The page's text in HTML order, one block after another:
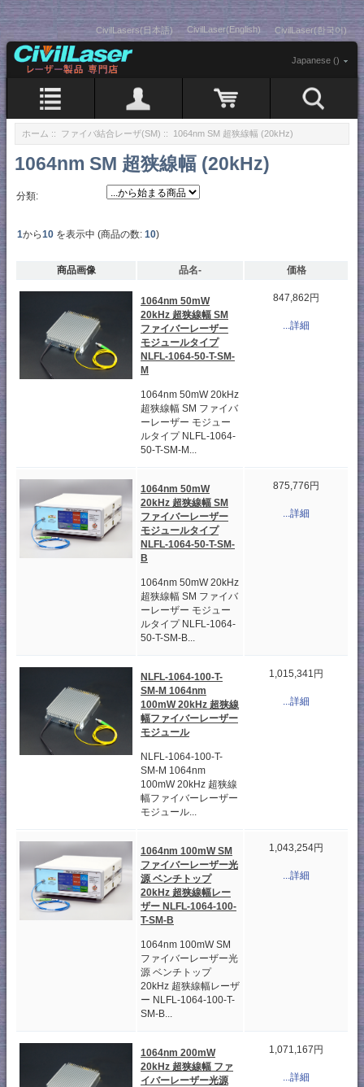
CivilLasers(日本語) CivilLaser(English) CivilLaser(한국어)
Japanese ()
ホーム :: ファイバ結合レーザ(SM) :: 1064nm SM 超狭線幅 (20kHz)
1064nm SM 超狭線幅 (20kHz)
分類:
1から10 を表示中 (商品の数: 10)
商品画像 品名- 価格
1064nm 50mW
20kHz 超狭線幅 SM
ファイバーレーザー
モジュールタイプ
NLFL-1064-50-T-SM-
M
1064nm 50mW 20kHz
超狭線幅 SM ファイバ
ーレーザー モジュー
ルタイプ NLFL-1064-
50-T-SM-M...
847,862円
...詳細
1064nm 50mW
20kHz 超狭線幅 SM
ファイバーレーザー
モジュールタイプ
NLFL-1064-50-T-SM-
B
1064nm 50mW 20kHz
超狭線幅 SM ファイバ
ーレーザー モジュー
ルタイプ NLFL-1064-
50-T-SM-B...
875,776円
...詳細
NLFL-1064-100-T-
SM-M 1064nm
100mW 20kHz 超狭線
幅ファイバーレーザー
モジュール
NLFL-1064-100-T-
SM-M 1064nm
100mW 20kHz 超狭線
幅ファイバーレーザー
モジュール...
1,015,341円
...詳細
1064nm 100mW SM
ファイバーレーザー光
源 ベンチトップ
20kHz 超狭線幅レー
ザー NLFL-1064-100-
T-SM-B
1064nm 100mW SM
ファイバーレーザー光
源 ベンチトップ
20kHz 超狭線幅レーザ
ー NLFL-1064-100-T-
SM-B...
1,043,254円
...詳細
1064nm 200mW
20kHz 超狭線幅 ファ
イバーレーザー光源
1,071,167円
...詳細